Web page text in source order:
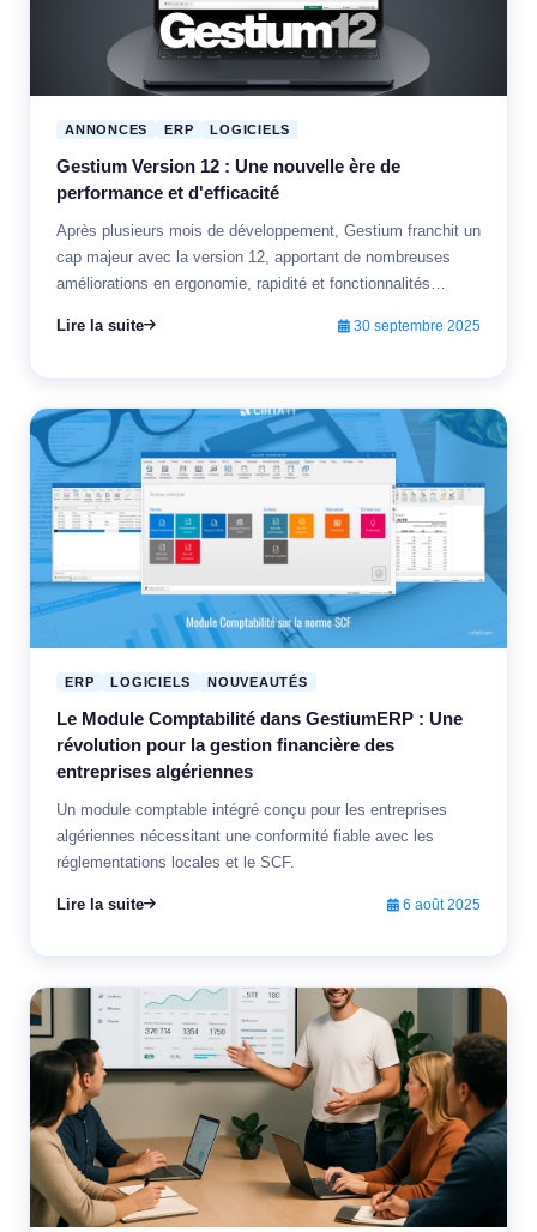
ANNONCES ERP LOGICIELS
Gestium Version 12 : Une nouvelle ère de
performance et d'efficacité
Après plusieurs mois de développement, Gestium franchit un
cap majeur avec la version 12, apportant de nombreuses
améliorations en ergonomie, rapidité et fonctionnalités
Lire la suite
30 septembre 2025
ERP LOGICIELS NOUVEAUTÉS
Le Module Comptabilité dans GestiumERP : Une
révolution pour la gestion financière des
entreprises algériennes
Un module comptable intégré conçu pour les entreprises
algériennes nécessitant une conformité fiable avec les
réglementations locales et le SCF.
Lire la suite 6 août 2025